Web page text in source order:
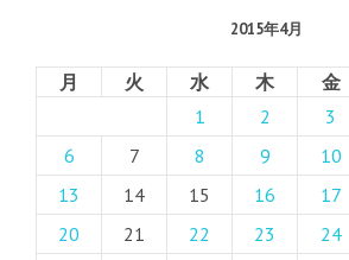
2015年4月
月 火 水 木 金
1 2 3
6
7 8 9 10
13
14 15 16 17
20
21 22 23 24